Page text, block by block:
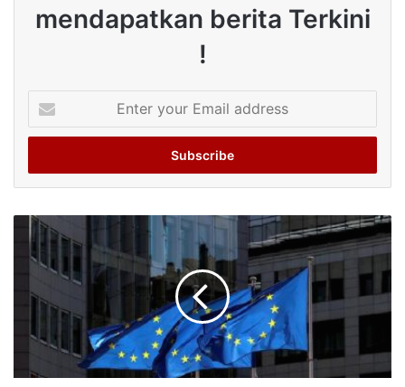
mendapatkan berita Terkini
!
your
Email